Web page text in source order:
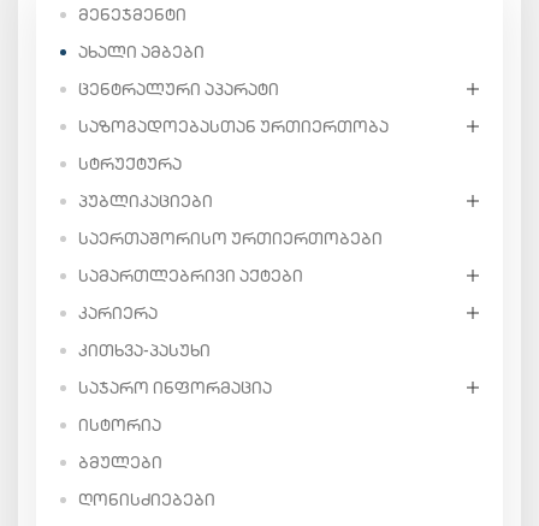
ᲛᲔᲜᲔᲯᲛᲔᲜᲢᲘ
ᲐᲮᲐᲚᲘ ᲐᲛᲑᲔᲑᲘ
ᲪᲔᲜᲢᲠᲐᲚᲣᲠᲘ ᲐᲞᲐᲠᲐᲢᲘ
ᲡᲐᲖᲝᲒᲐᲓᲝᲔᲑᲐᲡᲗᲐᲜ ᲣᲠᲗᲘᲔᲠᲗᲝᲑᲐ
ᲡᲢᲠᲣᲥᲢᲣᲠᲐ
ᲞᲣᲑᲚᲘᲙᲐᲪᲘᲔᲑᲘ
ᲡᲐᲔᲠᲗᲐᲨᲝᲠᲘᲡᲝ ᲣᲠᲗᲘᲔᲠᲗᲝᲑᲔᲑᲘ
ᲡᲐᲛᲐᲠᲗᲚᲔᲑᲠᲘᲕᲘ ᲐᲥᲢᲔᲑᲘ
ᲙᲐᲠᲘᲔᲠᲐ
ᲙᲘᲗᲮᲕᲐ-ᲞᲐᲡᲣᲮᲘ
ᲡᲐᲯᲐᲠᲝ ᲘᲜᲤᲝᲠᲛᲐᲪᲘᲐ
ᲘᲡᲢᲝᲠᲘᲐ
ᲑᲛᲣᲚᲔᲑᲘ
ᲦᲝᲜᲘᲡᲫᲘᲔᲑᲔᲑᲘ